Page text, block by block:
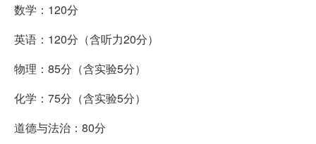
数学：120分
英语：120分（含听力20分）
物理：85分（含实验5分）
化学：75分（含实验5分）
道德与法治：80分